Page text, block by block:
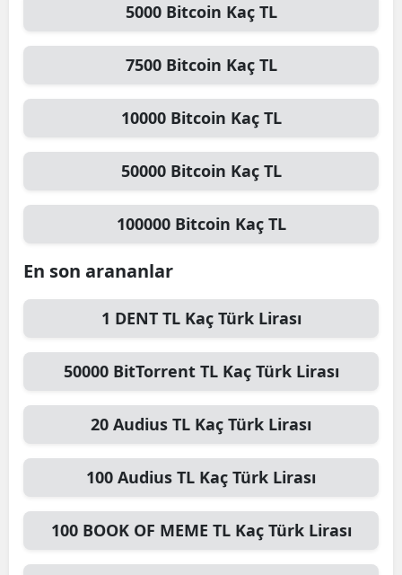
5000 Bitcoin Kaç TL
7500 Bitcoin Kaç TL
10000 Bitcoin Kaç TL
50000 Bitcoin Kaç TL
100000 Bitcoin Kaç TL
En son arananlar
1 DENT TLKaç Türk Lirası
50000 BitTorrent TLKaç Türk Lirası
20 Audius TL Kaç Türk Lirası
100 Audius TL Kaç Türk Lirası
100 BOOK OF MEME TLKaç Türk Lirası